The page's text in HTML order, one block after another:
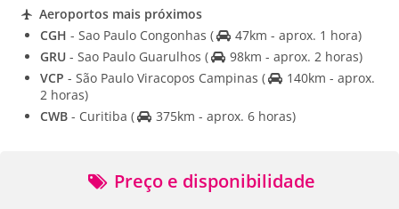
Aeroportos mais próximos
CGH - Sao Paulo Congonhas (
47km - aprox. 1 hora)
GRU - Sao Paulo Guarulhos (
98km - aprox. 2 horas)
VCP - São Paulo Viracopos Campinas (
140km - aprox.
2 horas)
CWB - Curitiba ( 375km - aprox. 6 horas)
Preço e disponibilidade